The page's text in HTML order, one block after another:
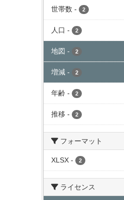
世帯数 - 2
人口 - 2
地図 - 2
増減 - 2
年齢 - 2
推移 - 2
フォーマット
XLSX - 2
ライセンス